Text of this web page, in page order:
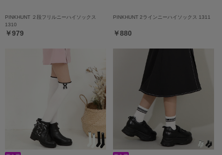
PINKHUNT ２段フリルニーハイソックス
1310
￥979
PINKHUNT 2ラインニーハイソックス 1311
￥880